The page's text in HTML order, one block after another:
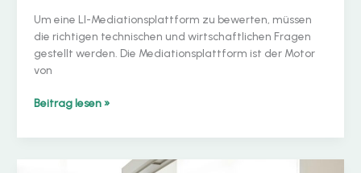
Um eine LI-Mediationsplattform zu bewerten, müssen
die richtigen technischen und wirtschaftlichen Fragen
gestellt werden. Die Mediationsplattform ist der Motor
von
So
Sie
Beitrag lesen »